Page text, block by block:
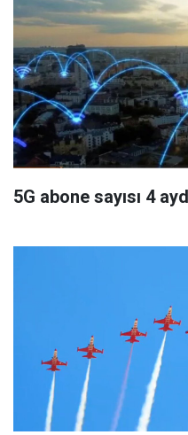
5G abone sayısı 4